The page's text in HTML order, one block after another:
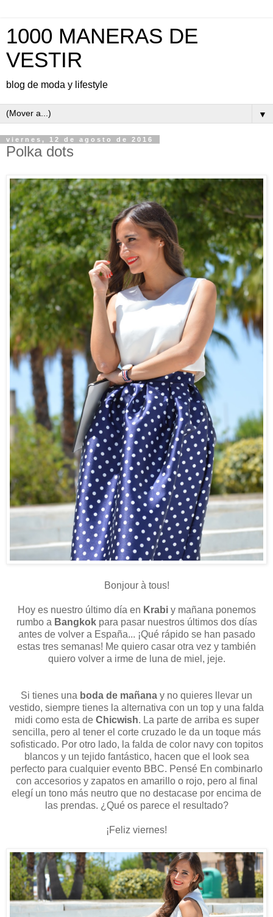
1000 MANERAS DE
VESTIR
blog de moda y lifestyle
▼
viernes, 12 de agosto de 2016
Polka dots
Bonjour à tous!
Hoy es nuestro último día en Krabiy mañana ponemos
rumbo a Bangkokpara pasar nuestros últimos dos días
antes de volver a España... ¡Qué rápido se han pasado
estas tres semanas! Me quiero casar otra vez y también
quiero volver a irme de luna de miel, jeje.
Si tienes una boda de mañana y no quieres llevar un
vestido, siempre tienes la alternativa con un top y una falda
midi como esta de Chicwish. La parte de arriba es super
sencilla, pero al tener el corte cruzado le da un toque más
sofisticado. Por otro lado, la falda de color navy con topitos
blancos y un tejido fantástico, hacen que el look sea
perfecto para cualquier evento BBC. Pensé En combinarlo
con accesorios y zapatos en amarillo o rojo, pero al final
elegí un tono más neutro que no destacase por encima de
las prendas. ¿Qué os parece el resultado?
¡Feliz viernes!